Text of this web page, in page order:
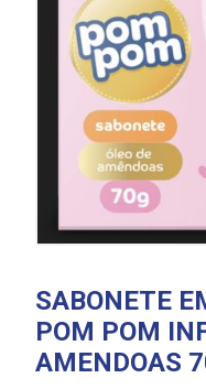
SABONETE
POM POM
AMENDOAS